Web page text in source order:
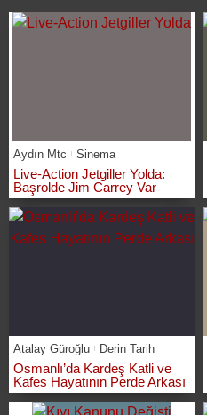
Aydın Mtc Sinema
Live-Action Jetgiller Yolda:
Başrolde Jim Carrey Var
Atalay Güroğlu Derin Tarih
Osmanlı’da Kardeş Katli ve
Kafes Hayatının Perde Arkası